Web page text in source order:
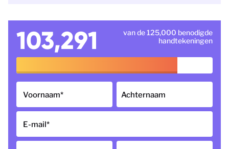
103,291
van de 125,000 benodigde
handtekeningen
Voornaam* Achternaam
E-mail*